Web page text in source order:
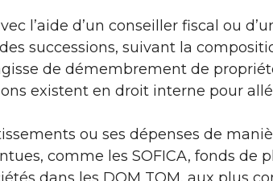
l’aide d’un conseiller fiscal ou
successions, suivant la
de démembrement de
existent en droit interne pour
ou ses dépenses de
comme les SOFICA, fonds